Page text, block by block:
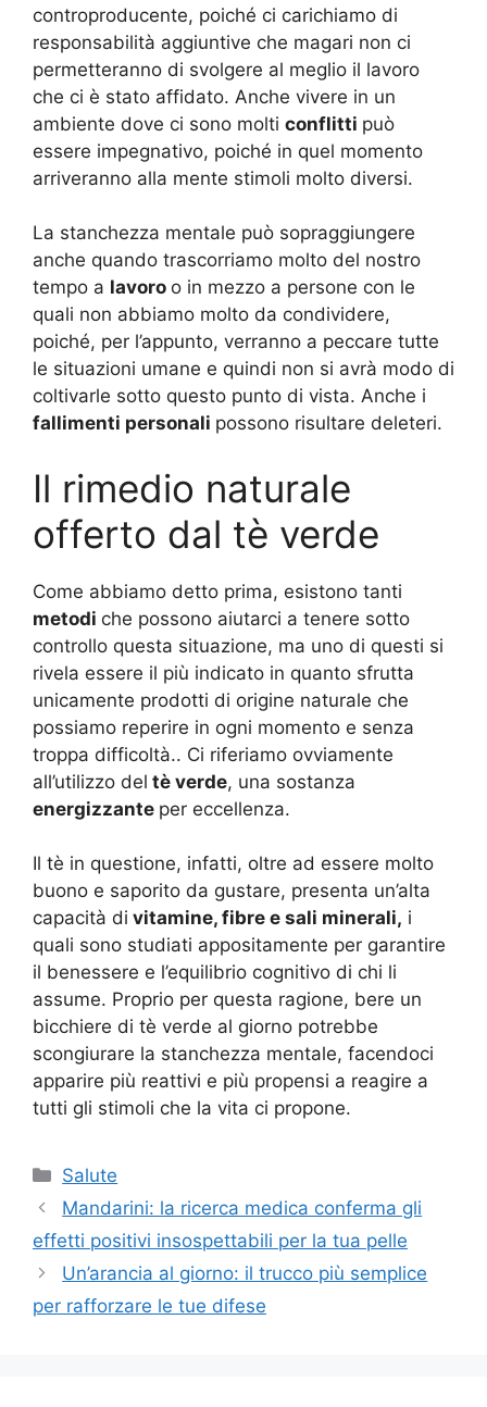
controproducente, poiché ci carichiamo di
responsabilità aggiuntive che magari non ci
permetteranno di svolgere al meglio il lavoro
che ci è stato affidato. Anche vivere in un
ambiente dove ci sono molti conflitti può
essere impegnativo, poiché in quel momento
arriveranno alla mente stimoli molto diversi.
La stanchezza mentale può sopraggiungere
anche quando trascorriamo molto del nostro
tempo a lavoro o in mezzo a persone con le
quali non abbiamo molto da condividere,
poiché, per l’appunto, verranno a peccare tutte
le situazioni umane e quindi non si avrà modo di
coltivarle sotto questo punto di vista. Anche i
fallimenti personali possono risultare deleteri.
Il rimedio naturale
offerto dal tè verde
Come abbiamo detto prima, esistono tanti
metodi che possono aiutarci a tenere sotto
controllo questa situazione, ma uno di questi si
rivela essere il più indicato in quanto sfrutta
unicamente prodotti di origine naturale che
possiamo reperire in ogni momento e senza
troppa difficoltà.. Ci riferiamo ovviamente
all’utilizzo del tè verde, una sostanza
energizzante per eccellenza.
Il tè in questione, infatti, oltre ad essere molto
buono e saporito da gustare, presenta un’alta
capacità di vitamine, fibre e sali minerali, i
quali sono studiati appositamente per garantire
il benessere e l’equilibrio cognitivo di chi li
assume. Proprio per questa ragione, bere un
bicchiere di tè verde al giorno potrebbe
scongiurare la stanchezza mentale, facendoci
apparire più reattivi e più propensi a reagire a
tutti gli stimoli che la vita ci propone.
Categorie
Salute
Mandarini: la ricerca medica conferma gli
effetti positivi insospettabili per la tua pelle
Un’arancia al giorno: il trucco più semplice
per rafforzare le tue difese